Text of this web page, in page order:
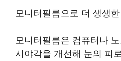
모니터필름으로 더 생생
모니터필름은 컴퓨터나
시야각을 개선해 눈의 피